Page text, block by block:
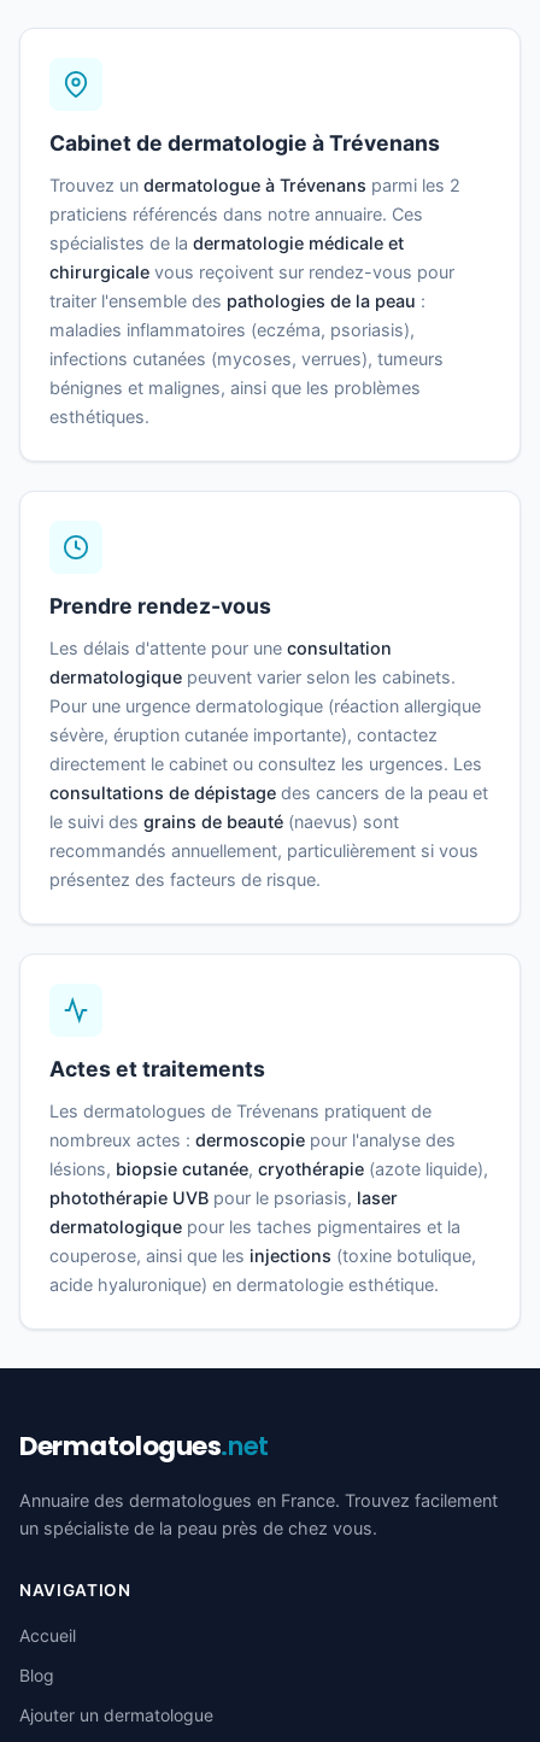
Cabinet de dermatologie à Trévenans
Trouvez un dermatologue à Trévenans parmi les 2
praticiens référencés dans notre annuaire. Ces
spécialistes de la dermatologie médicale et
chirurgicale vous reçoivent sur rendez-vous pour
traiter l'ensemble des pathologies de la peau :
maladies inflammatoires (eczéma, psoriasis),
infections cutanées (mycoses, verrues), tumeurs
bénignes et malignes, ainsi que les problèmes
esthétiques.
Prendre rendez-vous
Les délais d'attente pour une consultation
dermatologique peuvent varier selon les cabinets.
Pour une urgence dermatologique (réaction allergique
sévère, éruption cutanée importante), contactez
directement le cabinet ou consultez les urgences. Les
consultations de dépistage des cancers de la peau et
le suivi des grains de beauté (naevus) sont
recommandés annuellement, particulièrement si vous
présentez des facteurs de risque.
Actes et traitements
Les dermatologues de Trévenans pratiquent de
nombreux actes : dermoscopie pour l'analyse des
lésions, biopsie cutanée, cryothérapie (azote liquide),
photothérapie UVB pour le psoriasis, laser
dermatologique pour les taches pigmentaires et la
couperose, ainsi que les injections (toxine botulique,
acide hyaluronique) en dermatologie esthétique.
Dermatologues.net
Annuaire des dermatologues en France. Trouvez facilement
un spécialiste de la peau près de chez vous.
NAVIGATION
Accueil
Blog
Ajouter un dermatologue